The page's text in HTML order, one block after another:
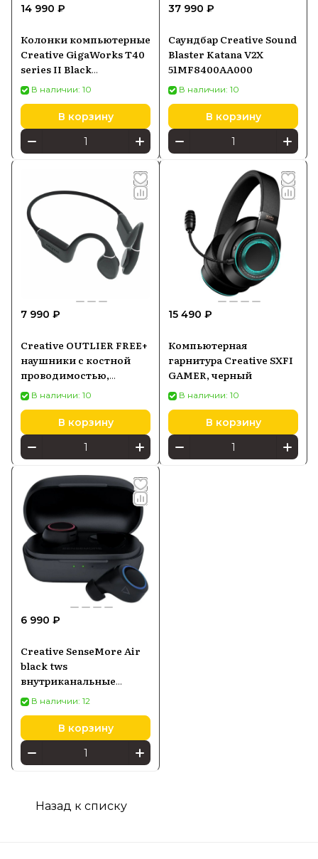
14 990 ₽
Колонки компьютерные
Creative GigaWorks T40
series II Black
(51MF1615AA000)
В наличии: 10
В корзину
37 990 ₽
Саундбар Creative Sound
Blaster Katana V2X
51MF8400AA000
В наличии: 10
В корзину
7 990 ₽
Creative OUTLIER FREE+
наушники с костной
проводимостью,
черный/серый
В наличии: 10
В корзину
15 490 ₽
Компьютерная
гарнитура Creative SXFI
GAMER, черный
В наличии: 10
В корзину
6 990 ₽
Creative SenseMore Air
black tws
внутриканальные
наушники
В наличии: 12
В корзину
Назад к списку